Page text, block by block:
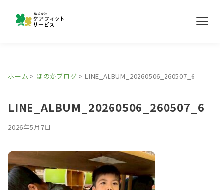
採用情報
ホーム > ほのかブログ >LINE_ALBUM_20260506_260507_6
LINE_ALBUM_20260506_260507_6
2026年5月7日